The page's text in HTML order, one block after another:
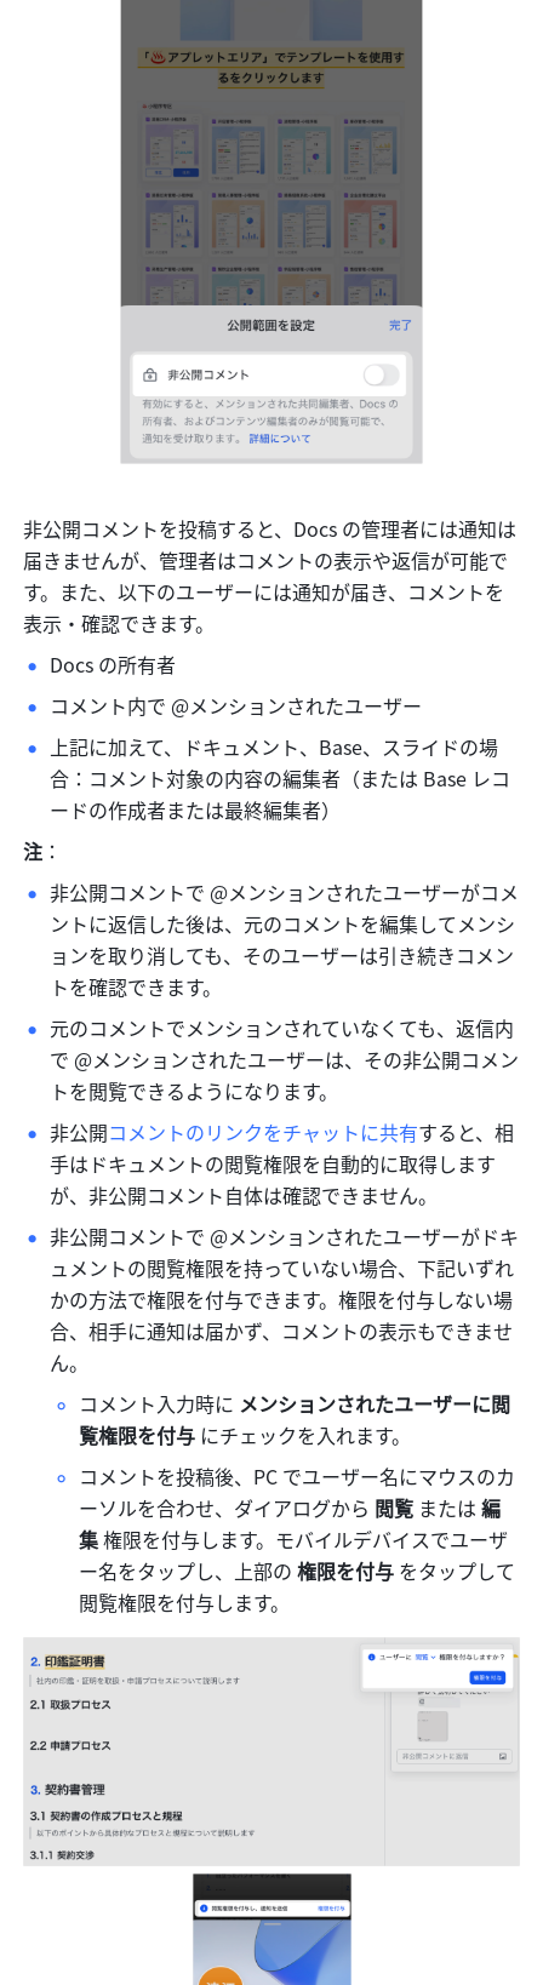
非公開コメントを投稿すると、Docs の管理者には通知は
届きませんが、管理者はコメントの表示や返信が可能で
す。また、以下のユーザーには通知が届き、コメントを
表示・確認できます。
Docs の所有者
コメント内で @メンションされたユーザー
上記に加えて、ドキュメント、Base、スライドの場
合：コメント対象の内容の編集者（または Base レコ
ードの作成者または最終編集者）
注 ：
非公開コメントで @メンションされたユーザーがコメ
ントに返信した後は、元のコメントを編集してメンシ
ョンを取り消しても、そのユーザーは引き続きコメン
トを確認できます。
元のコメントでメンションされていなくても、返信内
で @メンションされたユーザーは、その非公開コメン
トを閲覧できるようになります。
非公開コメントのリンクをチャットに共有すると、相
手はドキュメントの閲覧権限を自動的に取得します
が、非公開コメント自体は確認できません。
非公開コメントで @メンションされたユーザーがドキ
ュメントの閲覧権限を持っていない場合、下記いずれ
かの方法で権限を付与できます。権限を付与しない場
合、相手に通知は届かず、コメントの表示もできませ
ん。
コメント入力時に メンションされたユーザーに閲
覧権限を付与 にチェックを入れます。
コメントを投稿後、PC でユーザー名にマウスのカ
ーソルを合わせ、ダイアログから 閲覧 または 編
集 権限を付与します。モバイルデバイスでユーザ
ー名をタップし、上部の 権限を付与 をタップして
閲覧権限を付与します。